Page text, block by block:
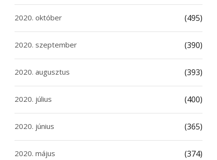
2020. október (495)
2020. szeptember (390)
2020. augusztus (393)
2020. július (400)
2020. június (365)
2020. május (374)